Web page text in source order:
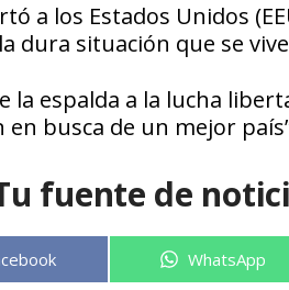
a los Estados Unidos
dura situación que se
la espalda a la lucha
busca de un mejor
fuente de
Compartir
WhatsApp